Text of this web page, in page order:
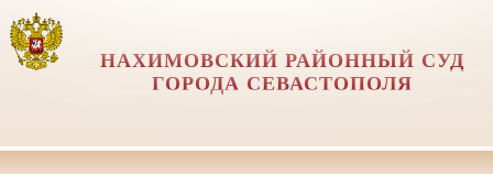
НАХИМОВСКИЙ РАЙОННЫЙ СУД
ГОРОДА СЕВАСТОПОЛЯ